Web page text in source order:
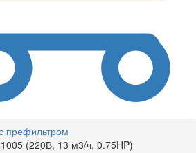
префильтром
(220В, 13 м3/ч, 0.75HP)